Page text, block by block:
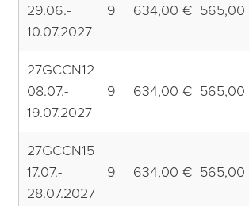
29.06.-
10.07.2027
9 634,00 €
27GCCN12
08.07.-
19.07.2027
9 634,00 €
27GCCN15
17.07.-
28.07.2027
9 634,00 €